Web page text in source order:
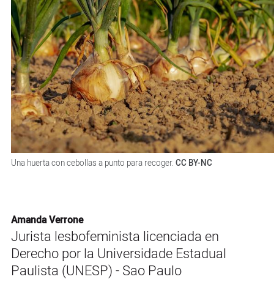
Una huerta con cebollas a punto para recoger. CC BY-NC
Amanda Verrone
Jurista lesbofeminista licenciada en
Derecho por la Universidade Estadual
Paulista (UNESP) - Sao Paulo